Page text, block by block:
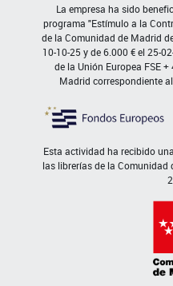
La empresa ha sido
programa "Estímulo a la
de la Comunidad de Madrid
10-10-25 y de 6.000 € el 25-
de la Unión Europea FSE
Madrid correspondiente
Esta actividad ha recibido
las librerías de la